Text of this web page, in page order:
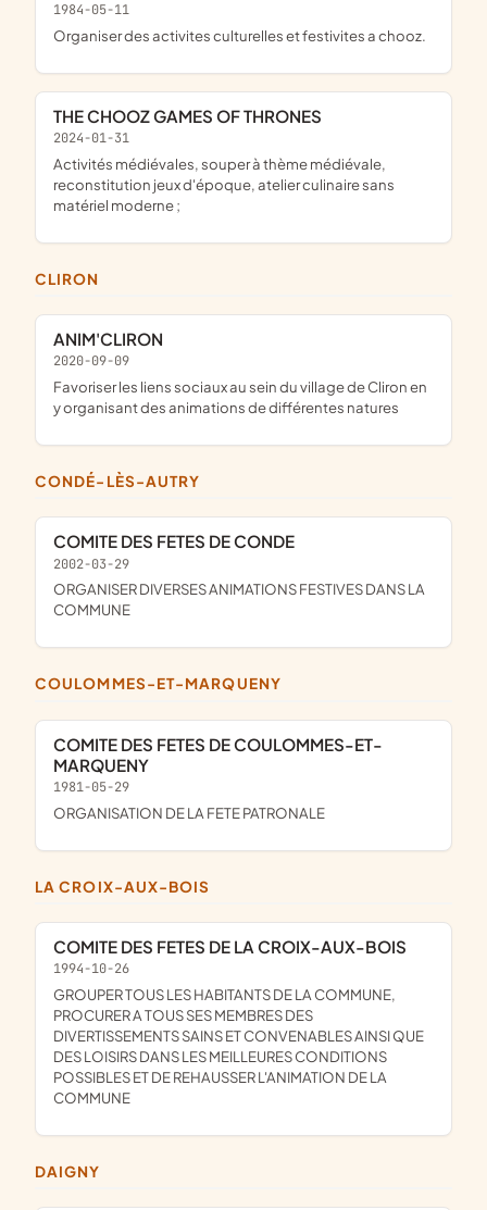
1984-05-11
Organiser des activites culturelles et festivites a chooz.
THE CHOOZ GAMES OF THRONES
2024-01-31
activités médiévales, souper à thème médiévale,
reconstitution jeux d'époque, atelier culinaire sans
matériel moderne ;
CLIRON
ANIM'CLIRON
2020-09-09
favoriser les liens sociaux au sein du village de Cliron en
y organisant des animations de différentes natures
CONDÉ-LÈS-AUTRY
COMITE DES FETES DE CONDE
2002-03-29
ORGANISER DIVERSES ANIMATIONS FESTIVES DANS LA
COMMUNE
COULOMMES-ET-MARQUENY
COMITE DES FETES DE COULOMMES-ET-
MARQUENY
1981-05-29
ORGANISATION DE LA FETE PATRONALE
LA CROIX-AUX-BOIS
COMITE DES FETES DE LA CROIX-AUX-BOIS
1994-10-26
GROUPER TOUS LES HABITANTS DE LA COMMUNE,
PROCURER A TOUS SES MEMBRES DES
DIVERTISSEMENTS SAINS ET CONVENABLES AINSI QUE
DES LOISIRS DANS LES MEILLEURES CONDITIONS
POSSIBLES ET DE REHAUSSER L'ANIMATION DE LA
COMMUNE
DAIGNY